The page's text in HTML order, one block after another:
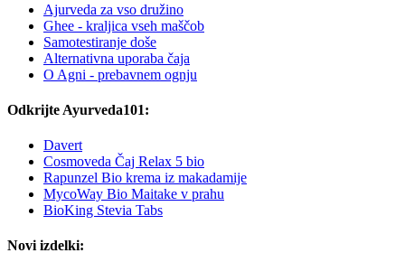
Ajurveda za vso družino
Ghee - kraljica vseh maščob
Samotestiranje doše
Alternativna uporaba čaja
O Agni - prebavnem ognju
Odkrijte Ayurveda101:
Davert
Cosmoveda Čaj Relax 5 bio
Rapunzel Bio krema iz makadamije
MycoWay Bio Maitake v prahu
BioKing Stevia Tabs
Novi izdelki: